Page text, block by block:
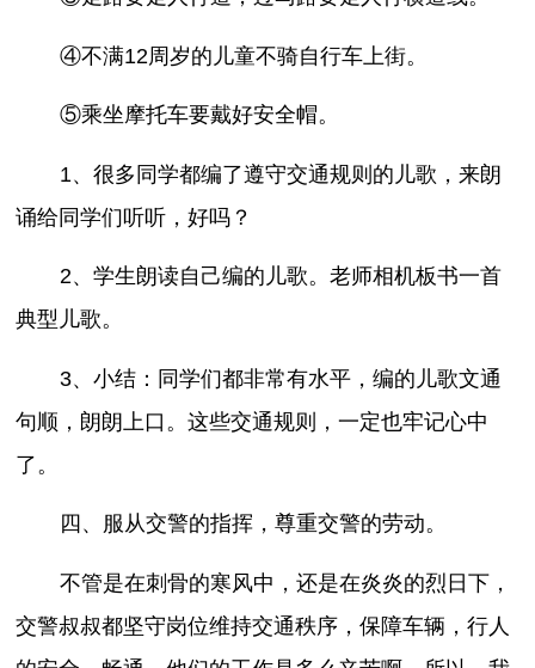
④不满12周岁的儿童不骑自行车上街。
⑤乘坐摩托车要戴好安全帽。
1、很多同学都编了遵守交通规则的儿歌，来朗
诵给同学们听听，好吗？
2、学生朗读自己编的儿歌。老师相机板书一首
典型儿歌。
3、小结：同学们都非常有水平，编的儿歌文通
句顺，朗朗上口。这些交通规则，一定也牢记心中
了。
四、服从交警的指挥，尊重交警的劳动。
不管是在刺骨的寒风中，还是在炎炎的烈日下，
交警叔叔都坚守岗位维持交通秩序，保障车辆，行人